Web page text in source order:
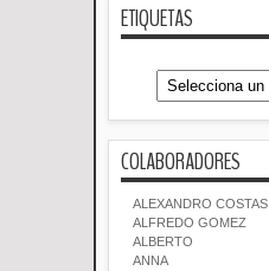
ETIQUETAS
COLABORADORES
ALEXANDRO COSTAS
ALFREDO GOMEZ
ALBERTO
ANNA